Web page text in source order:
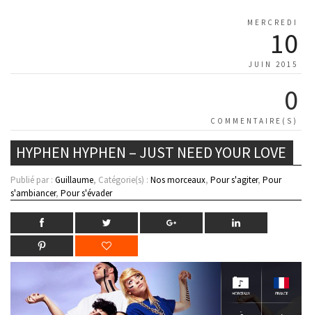
MERCREDI
10
JUIN 2015
0
COMMENTAIRE(S)
HYPHEN HYPHEN – JUST NEED YOUR LOVE
Publié par : Guillaume, Catégorie(s) : Nos morceaux, Pour s'agiter, Pour
s'ambiancer, Pour s'évader